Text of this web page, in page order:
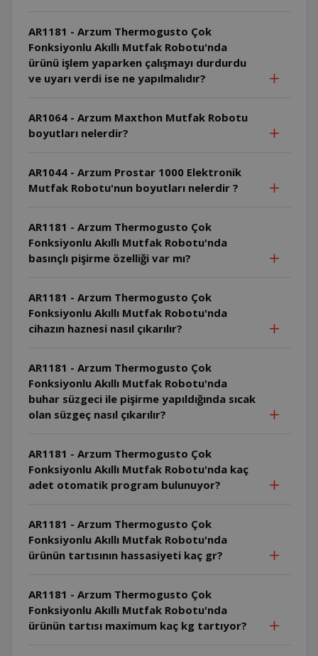
AR1181 - Arzum Thermogusto Çok
Fonksiyonlu Akıllı Mutfak Robotu'nda
ürünü işlem yaparken çalışmayı durdurdu
ve uyarı verdi ise ne yapılmalıdır?
AR1064 - Arzum Maxthon Mutfak Robotu
boyutları nelerdir?
AR1044 - Arzum Prostar 1000 Elektronik
Mutfak Robotu'nun boyutları nelerdir ?
AR1181 - Arzum Thermogusto Çok
Fonksiyonlu Akıllı Mutfak Robotu'nda
basınçlı pişirme özelliği var mı?
AR1181 - Arzum Thermogusto Çok
Fonksiyonlu Akıllı Mutfak Robotu'nda
cihazın haznesi nasıl çıkarılır?
AR1181 - Arzum Thermogusto Çok
Fonksiyonlu Akıllı Mutfak Robotu'nda
buhar süzgeci ile pişirme yapıldığında sıcak
olan süzgeç nasıl çıkarılır?
AR1181 - Arzum Thermogusto Çok
Fonksiyonlu Akıllı Mutfak Robotu'nda kaç
adet otomatik program bulunuyor?
AR1181 - Arzum Thermogusto Çok
Fonksiyonlu Akıllı Mutfak Robotu'nda
ürünün tartısının hassasiyeti kaç gr?
AR1181 - Arzum Thermogusto Çok
Fonksiyonlu Akıllı Mutfak Robotu'nda
ürünün tartısı maximum kaç kg tartıyor?